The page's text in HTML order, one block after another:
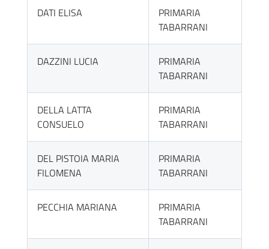
DATI ELISA
PRIMARIA
TABARRANI
DAZZINI LUCIA
PRIMARIA
TABARRANI
DELLA LATTA
CONSUELO
PRIMARIA
TABARRANI
DEL PISTOIA MARIA
FILOMENA
PRIMARIA
TABARRANI
PECCHIA MARIANA
PRIMARIA
TABARRANI